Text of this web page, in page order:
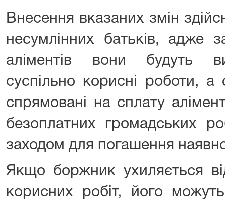
Внесення вказаних змін
несумлінних батьків, адже
аліментів вони будуть
суспільно корисні роботи, а
спрямовані на сплату
безоплатних громадських
заходом для погашення
Якщо боржник ухиляється
корисних робіт, його